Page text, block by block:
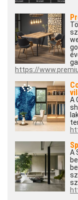
https://
A
A